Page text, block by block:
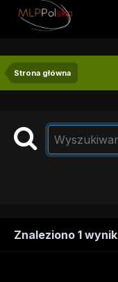
Strona główna
Znaleziono 1 wynik